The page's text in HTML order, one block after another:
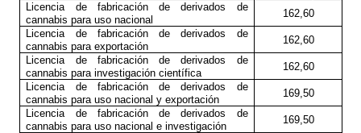
Licencia de fabricación de derivados de
cannabis para uso nacional
162,60
Licencia de fabricación de derivados de
cannabis para exportación
162,60
Licencia de fabricación de derivados de
cannabis para investigación científica
162,60
Licencia de fabricación de derivados de
cannabis para uso nacional y exportación
169,50
Licencia de fabricación de derivados de
cannabis para uso nacional e investigación
169,50